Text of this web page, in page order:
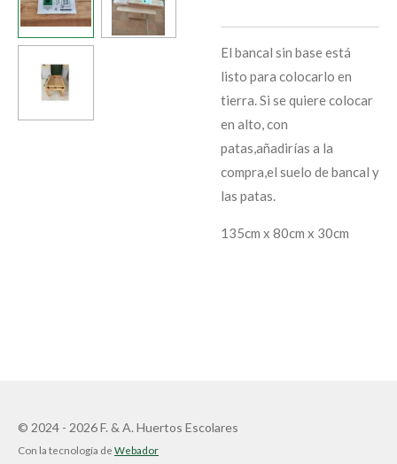
El bancal sin base está
listo para colocarlo en
tierra. Si se quiere colocar
en alto, con
patas,añadirías a la
compra,el suelo de bancal y
las patas.
135cm x 80cm x 30cm
© 2024 - 2026 F. & A. Huertos Escolares
Con la tecnología de Webador